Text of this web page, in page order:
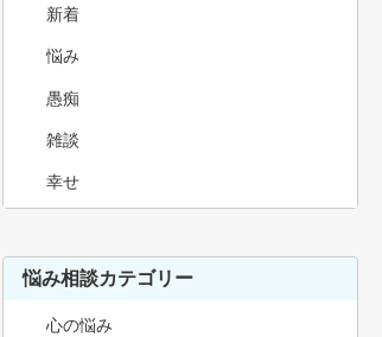
新着
悩み
愚痴
雑談
幸せ
悩み相談カテゴリー
心の悩み